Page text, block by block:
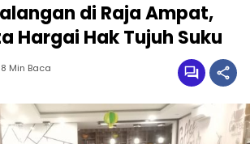
di Raja Ampat,
Hargai Hak Tujuh Suku
8 Min Baca